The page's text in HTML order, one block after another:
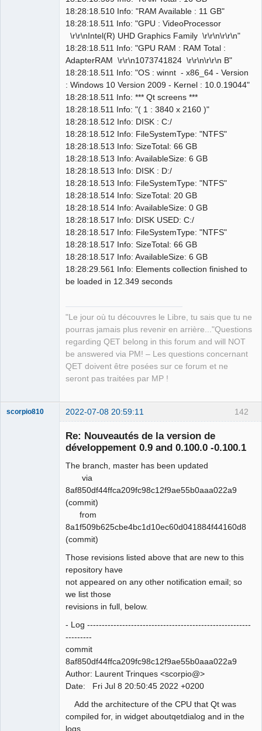
18:28:18.510 Info: "RAM Available : 11 GB"
18:28:18.511 Info: "GPU : VideoProcessor
\r\r\nIntel(R) UHD Graphics Family \r\r\n\r\r\n"
18:28:18.511 Info: "GPU RAM : RAM Total :
AdapterRAM \r\r\n1073741824 \r\r\n\r\r\n B"
18:28:18.511 Info: "OS : winnt - x86_64 - Version
: Windows 10 Version 2009 - Kernel : 10.0.19044"
18:28:18.511 Info: *** Qt screens ***
18:28:18.511 Info: "( 1 : 3840 x 2160 )"
18:28:18.512 Info: DISK : C:/
18:28:18.512 Info: FileSystemType: "NTFS"
18:28:18.513 Info: SizeTotal: 66 GB
18:28:18.513 Info: AvailableSize: 6 GB
18:28:18.513 Info: DISK : D:/
18:28:18.513 Info: FileSystemType: "NTFS"
18:28:18.514 Info: SizeTotal: 20 GB
18:28:18.514 Info: AvailableSize: 0 GB
18:28:18.517 Info: DISK USED: C:/
18:28:18.517 Info: FileSystemType: "NTFS"
18:28:18.517 Info: SizeTotal: 66 GB
18:28:18.517 Info: AvailableSize: 6 GB
18:28:29.561 Info: Elements collection finished to
be loaded in 12.349 seconds
"Le jour où tu découvres le Libre, tu sais que tu ne
pourras jamais plus revenir en arrière..."Questions
regarding QET belong in this forum and will NOT
be answered via PM! – Les questions concernant
QET doivent être posées sur ce forum et ne
seront pas traitées par MP !
142
scorpio810 2022-07-08 20:59:11
Re: Nouveautés de la version de
développement 0.9 and 0.100.0 -0.100.1
The branch, master has been updated
via
8af850df44ffca209fc98c12f9ae55b0aaa022a9
(commit)
from
8a1f509b625cbe4bc1d10ec60d041884f44160d8
(commit)
Those revisions listed above that are new to this
repository have
not appeared on any other notification email; so
we list those
revisions in full, below.
- Log --------------------------------------------------------
---------
commit
8af850df44ffca209fc98c12f9ae55b0aaa022a9
Author: Laurent Trinques <scorpio@>
Date: Fri Jul 8 20:50:45 2022 +0200
Add the architecture of the CPU that Qt was
compiled for, in widget aboutqetdialog and in the
logs